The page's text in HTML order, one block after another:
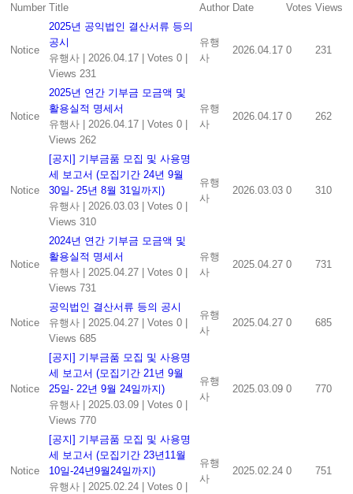
Number Title Author Date Votes Views
Notice
2025년 공익법인 결산서류 등의
공시
유행사 | 2026.04.17 | Votes 0 |
Views 231
유행
사
2026.04.17 0 231
Notice
2025년 연간 기부금 모금액 및
활용실적 명세서
유행사 | 2026.04.17 | Votes 0 |
Views 262
유행
사
2026.04.17 0 262
Notice
[공지] 기부금품 모집 및 사용명
세 보고서 (모집기간 24년 9월
30일- 25년 8월 31일까지)
유행사 | 2026.03.03 | Votes 0 |
Views 310
유행
사
2026.03.03 0 310
Notice
2024년 연간 기부금 모금액 및
활용실적 명세서
유행사 | 2025.04.27 | Votes 0 |
Views 731
유행
사
2025.04.27 0 731
Notice
공익법인 결산서류 등의 공시
유행사 | 2025.04.27 | Votes 0 |
Views 685
유행
사
2025.04.27 0 685
Notice
[공지] 기부금품 모집 및 사용명
세 보고서 (모집기간 21년 9월
25일- 22년 9월 24일까지)
유행사 | 2025.03.09 | Votes 0 |
Views 770
유행
사
2025.03.09 0 770
Notice
[공지] 기부금품 모집 및 사용명
세 보고서 (모집기간 23년11월
10일-24년9월24일까지)
유행사 | 2025.02.24 | Votes 0 |
유행
사
2025.02.24 0 751